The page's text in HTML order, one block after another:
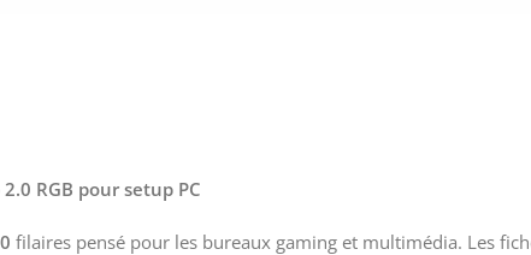
RGB pour setup PC
filaires pensé pour les bureaux gaming et multimédia. Les